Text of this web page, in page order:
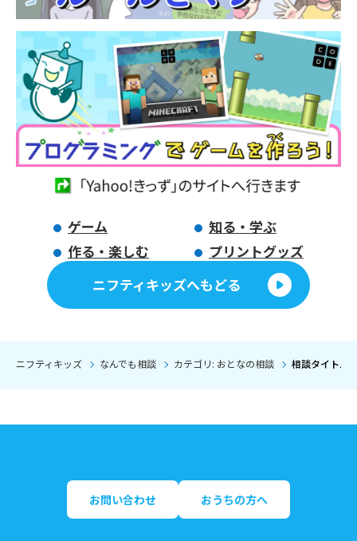
ゲーム
知る・学ぶ
作る・楽しむ
プリントグッズ
ニフティキッズへもどる
ニフティキッズ なんでも相談 カテゴリ: おとなの相談 相談タイトル:
お問い合わせ おうちの方へ